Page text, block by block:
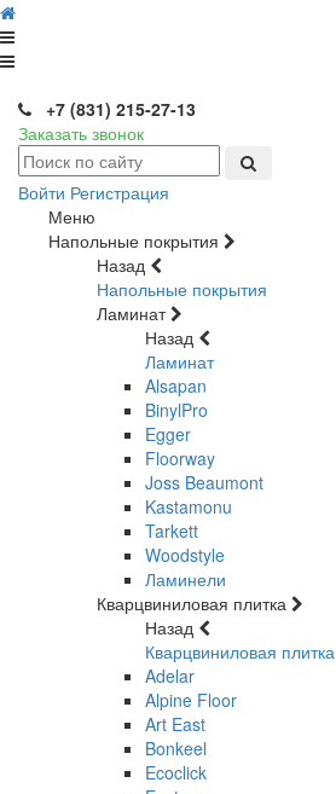
+7 (831) 215-27-13
Заказать звонок
Войти Регистрация
Меню
Напольные покрытия
Назад
Напольные покрытия
Ламинат
Назад
Ламинат
Alsapan
BinylPro
Egger
Floorway
Joss Beaumont
Kastamonu
Tarkett
Woodstyle
Ламинели
Кварцвиниловая плитка
Назад
Кварцвиниловая плитка
Adelar
Alpine Floor
Art East
Bonkeel
Ecoclick